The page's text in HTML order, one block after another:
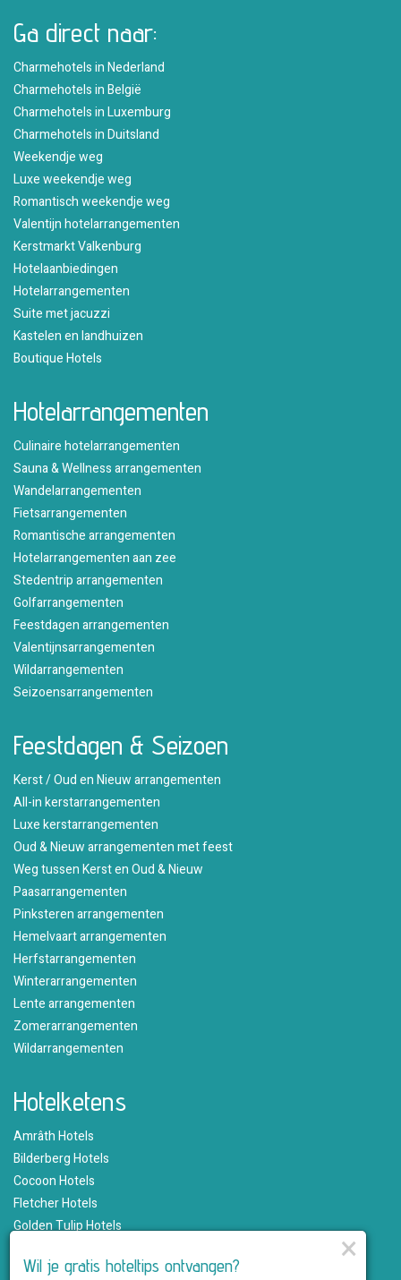
Ga direct naar:
Charmehotels in Nederland
Charmehotels in België
Charmehotels in Luxemburg
Charmehotels in Duitsland
Weekendje weg
Luxe weekendje weg
Romantisch weekendje weg
Valentijn hotelarrangementen
Kerstmarkt Valkenburg
Hotelaanbiedingen
Hotelarrangementen
Suite met jacuzzi
Kastelen en landhuizen
Boutique Hotels
Hotelarrangementen
Culinaire hotelarrangementen
Sauna & Wellness arrangementen
Wandelarrangementen
Fietsarrangementen
Romantische arrangementen
Hotelarrangementen aan zee
Stedentrip arrangementen
Golfarrangementen
Feestdagen arrangementen
Valentijnsarrangementen
Wildarrangementen
Seizoensarrangementen
Feestdagen & Seizoen
Kerst / Oud en Nieuw arrangementen
All-in kerstarrangementen
Luxe kerstarrangementen
Oud & Nieuw arrangementen met feest
Weg tussen Kerst en Oud & Nieuw
Paasarrangementen
Pinksteren arrangementen
Hemelvaart arrangementen
Herfstarrangementen
Winterarrangementen
Lente arrangementen
Zomerarrangementen
Wildarrangementen
Hotelketens
Amrâth Hotels
Bilderberg Hotels
Cocoon Hotels
Fletcher Hotels
Golden Tulip Hotels
Martin's Hotels
×
Wil je gratis hoteltips ontvangen?